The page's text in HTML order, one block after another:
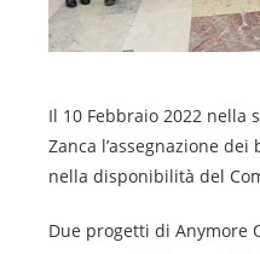
Il 10 Febbraio 2022 nella
Zanca l’assegnazione
nella disponibilità del
Due progetti di Anymore